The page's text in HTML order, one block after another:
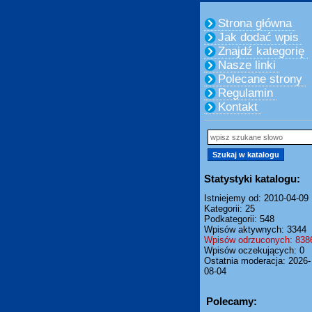
Strona główna
Jak dodać wpis
Znajdź kategorię
Nasze linki
Polecane strony
Regulamin
Kontakt
Statystyki katalogu:
Istniejemy od: 2010-04-09
Kategorii: 25
Podkategorii: 548
Wpisów aktywnych: 3344
Wpisów odrzuconych:
Wpisów oczekujących: 0
Ostatnia moderacja: 2026-
08-04
Polecamy: